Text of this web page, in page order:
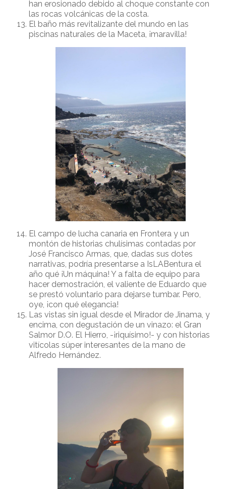
han erosionado debido al choque constante con
las rocas volcánicas de la costa.
El baño más revitalizante del mundo en las
piscinas naturales de la Maceta, ¡maravilla!
El campo de lucha canaria en Frontera y un
montón de historias chulísimas contadas por
José Francisco Armas, que, dadas sus dotes
narrativas, podría presentarse a IsLABentura el
año qué ¡Un máquina! Y a falta de equipo para
hacer demostración, el valiente de Eduardo que
se prestó voluntario para dejarse tumbar. Pero,
oye, ¡con qué elegancia!
Las vistas sin igual desde el Mirador de Jinama, y
encima, con degustación de un vinazo: el Gran
Salmor D.O. El Hierro, -¡riquísimo!- y con historias
vitícolas súper interesantes de la mano de
Alfredo Hernández.